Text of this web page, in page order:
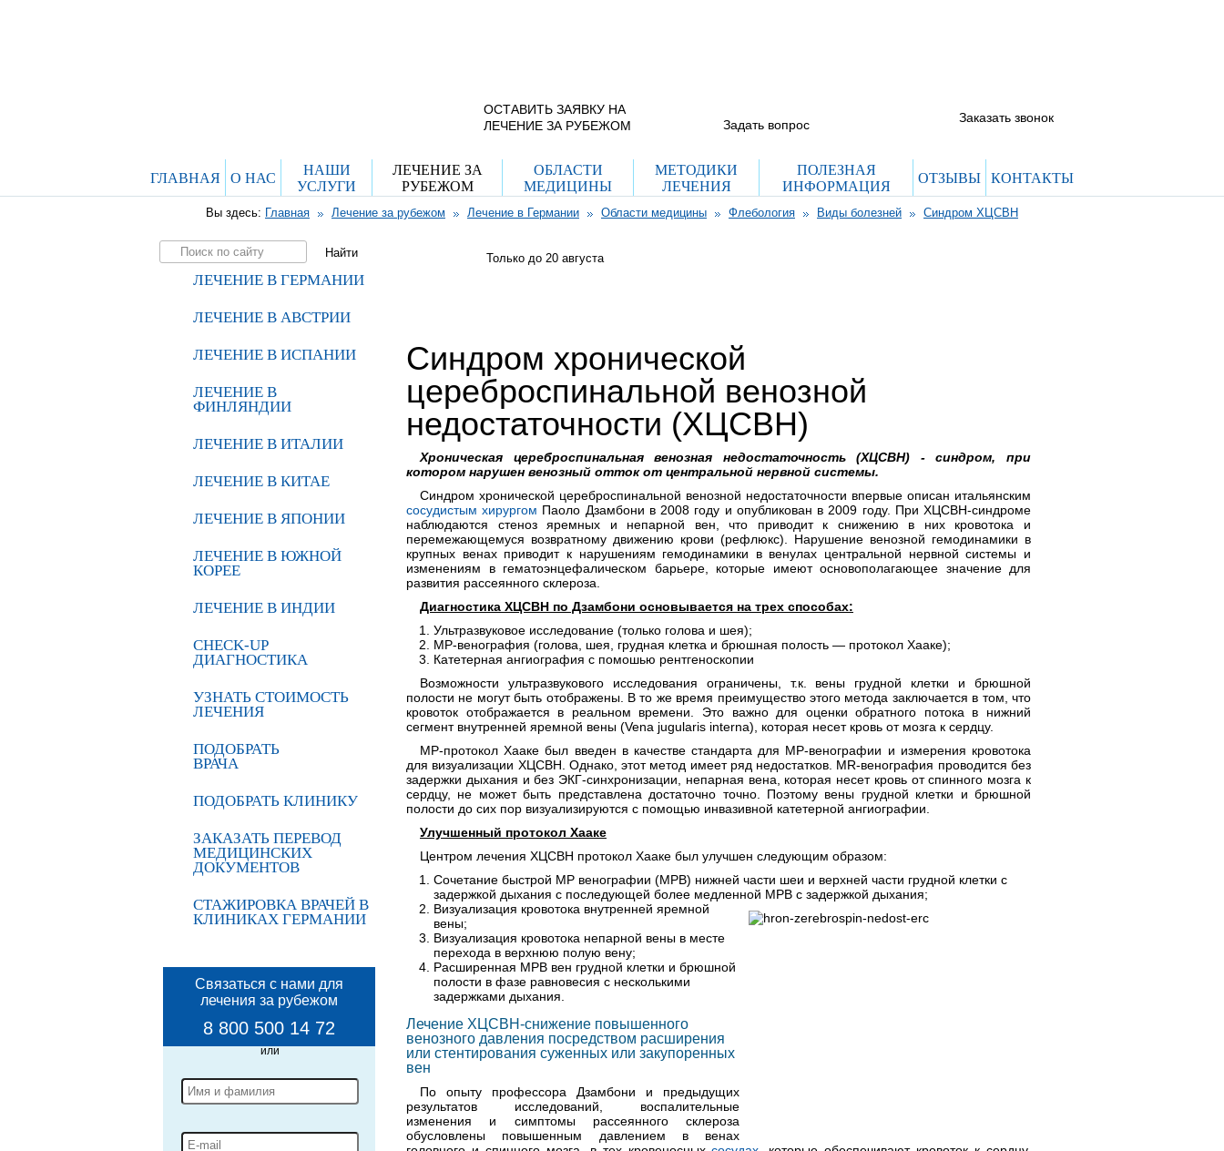
ОСТАВИТЬ ЗАЯВКУ НА
ЛЕЧЕНИЕ ЗА РУБЕЖОМ
Задать вопрос Заказать звонок
ГЛАВНАЯ О НАС
НАШИ
УСЛУГИ
ЛЕЧЕНИЕ ЗА
РУБЕЖОМ
ОБЛАСТИ
МЕДИЦИНЫ
МЕТОДИКИ
ЛЕЧЕНИЯ
ПОЛЕЗНАЯ
ИНФОРМАЦИЯ
ОТЗЫВЫ КОНТАКТЫ
Вы здесь: Главная Лечение за рубежом Лечение в Германии Области медицины Флебология Виды болезней Синдром ХЦСВН
ЛЕЧЕНИЕ В ГЕРМАНИИ
ЛЕЧЕНИЕ В АВСТРИИ
ЛЕЧЕНИЕ В ИСПАНИИ
ЛЕЧЕНИЕ В
ФИНЛЯНДИИ
ЛЕЧЕНИЕ В ИТАЛИИ
ЛЕЧЕНИЕ В КИТАЕ
ЛЕЧЕНИЕ В ЯПОНИИ
ЛЕЧЕНИЕ В ЮЖНОЙ
КОРЕЕ
ЛЕЧЕНИЕ В ИНДИИ
CHECK-UP
ДИАГНОСТИКА
УЗНАТЬ СТОИМОСТЬ
ЛЕЧЕНИЯ
ПОДОБРАТЬ
ВРАЧА
ПОДОБРАТЬ КЛИНИКУ
ЗАКАЗАТЬ ПЕРЕВОД
МЕДИЦИНСКИХ
ДОКУМЕНТОВ
СТАЖИРОВКА ВРАЧЕЙ В
КЛИНИКАХ ГЕРМАНИИ
Связаться с нами для
лечения за рубежом
8 800 500 14 72
Только до 20 августа
Синдром хронической
цереброспинальной венозной
недостаточности (ХЦСВН)
Хроническая цереброспинальная венозная недостаточность (ХЦСВН) - синдром, при
котором нарушен венозный отток от центральной нервной системы.
Синдром хронической цереброспинальной венозной недостаточности впервые описан итальянским
сосудистым хирургом Паоло Дзамбони в 2008 году и опубликован в 2009 году. При ХЦСВН-синдроме
наблюдаются стеноз яремных и непарной вен, что приводит к снижению в них кровотока и
перемежающемуся возвратному движению крови (рефлюкс). Нарушение венозной гемодинамики в
крупных венах приводит к нарушениям гемодинамики в венулах центральной нервной системы и
изменениям в гематоэнцефалическом барьере, которые имеют основополагающее значение для
развития рассеянного склероза.
Диагностика ХЦСВН по Дзамбони основывается на трех способах:
Ультразвуковое исследование (только голова и шея);
МР-венография (голова, шея, грудная клетка и брюшная полость — протокол Хааке);
Катетерная ангиография с помошью рентгеноскопии
Возможности ультразвукового исследования ограничены, т.к. вены грудной клетки и брюшной
полости не могут быть отображены. В то же время преимущество этого метода заключается в том, что
кровоток отображается в реальном времени. Это важно для оценки обратного потока в нижний
сегмент внутренней яремной вены (Vena jugularis interna), которая несет кровь от мозга к сердцу.
МР-протокол Хааке был введен в качестве стандарта для MР-венографии и измерения кровотока
для визуализации ХЦСВН. Однако, этот метод имеет ряд недостатков. MR-венография проводится без
задержки дыхания и без ЭКГ-синхронизации, непарная венa, которая несет кровь от спинного мозга к
сердцу, не может быть представлена достаточно точно. Поэтому вены грудной клетки и брюшной
полости до сих пор визуализируются с помощью инвазивной катетерной ангиографии.
Улучшенный протокол Хааке
Центром лечения ХЦСВН протокол Хааке был улучшен следующим образом:
Сочетание быстрой МР венографии (МРВ) нижней части шеи и верхней части грудной клетки с
задержкой дыхания с последующей более медленной МРВ с задержкой дыхания;
Визуализация кровотока внутренней яремной
вены;
Визуализация кровотока непарной вены в месте
перехода в верхнюю полую вену;
Расширенная МРВ вен грудной клетки и брюшной
полости в фазе равновесия с несколькими
задержками дыхания.
Лечение ХЦСВН-снижение повышенного
венозного давления посредством расширения
или стентирования суженных или закупоренных
вен
По опыту профессора Дзамбони и предыдущих
результатов исследований, воспалительные
изменения и симптомы рассеянного склероза
обусловлены повышенным давлением в венах